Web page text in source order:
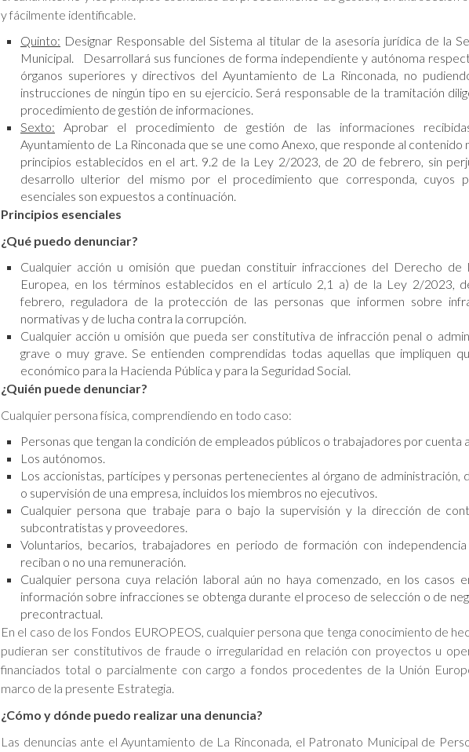
y fácilmente identificable.
Quinto: Designar Responsable del Sistema al titular de la asesoría jurídica de la
Municipal. Desarrollará sus funciones de forma independiente y autónoma
órganos superiores y directivos del Ayuntamiento de La Rinconada, no
instrucciones de ningún tipo en su ejercicio. Será responsable de la tramitación
procedimiento de gestión de informaciones.
Sexto: Aprobar el procedimiento de gestión de las informaciones
Ayuntamiento de La Rinconada que se une como Anexo, que responde al contenido
principios establecidos en el art. 9.2 de la Ley 2/2023, de 20 de febrero, sin
desarrollo ulterior del mismo por el procedimiento que corresponda, cuyos
esenciales son expuestos a continuación.
Principios esenciales
¿Qué puedo denunciar?
Cualquier acción u omisión que puedan constituir infracciones del Derecho de
Europea, en los términos establecidos en el artículo 2,1 a) de la Ley 2/2023,
febrero, reguladora de la protección de las personas que informen sobre
normativas y de lucha contra la corrupción.
Cualquier acción u omisión que pueda ser constitutiva de infracción penal o
grave o muy grave. Se entienden comprendidas todas aquellas que impliquen
económico para la Hacienda Pública y para la Seguridad Social.
¿Quién puede denunciar?
Cualquier persona física, comprendiendo en todo caso:
Personas que tengan la condición de empleados públicos o trabajadores por cuenta
Los autónomos.
Los accionistas, partícipes y personas pertenecientes al órgano de administración,
o supervisión de una empresa, incluidos los miembros no ejecutivos.
Cualquier persona que trabaje para o bajo la supervisión y la dirección de
subcontratistas y proveedores.
Voluntarios, becarios, trabajadores en periodo de formación con
reciban o no una remuneración.
Cualquier persona cuya relación laboral aún no haya comenzado, en los casos
información sobre infracciones se obtenga durante el proceso de selección o de
precontractual.
En el caso de los Fondos EUROPEOS, cualquier persona que tenga conocimiento de
pudieran ser constitutivos de fraude o irregularidad en relación con proyectos u
financiados total o parcialmente con cargo a fondos procedentes de la Unión
marco de la presente Estrategia.
¿Cómo y dónde puedo realizar una denuncia?
Las denuncias ante el Ayuntamiento de La Rinconada, el Patronato Municipal de